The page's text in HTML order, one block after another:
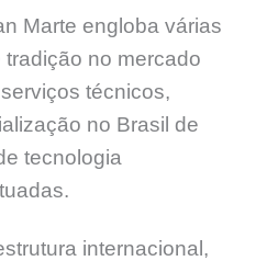
Marte engloba várias
no mercado
técnicos,
no Brasil de
tecnologia
internacional,